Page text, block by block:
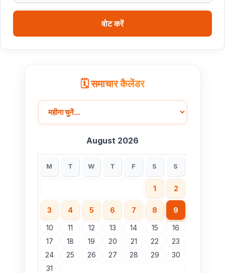
वोट करें
🗓️ समाचार कैलेंडर
August 2026
M T W T F S S
1 2
3 4 5 6 7 8 9
10 11 12 13 14 15
16
17
18 19 20 21 22
23
24
25 26 27 28 29
30
31